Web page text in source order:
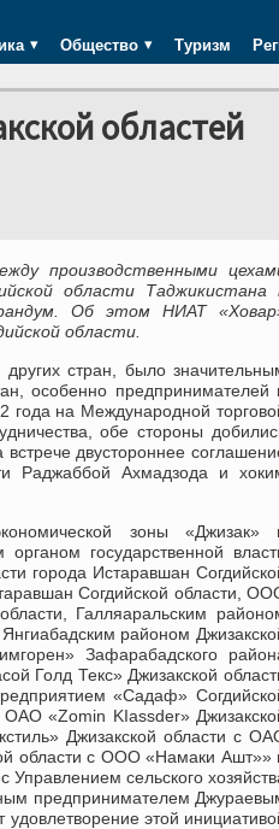
Общество Туризм
областей
производственными
области Таджикистана
Об этом НИАТ
области.
стран, было
особенно предпринимателей
года на Международной
обе стороны
встрече двустороннее
Раджаббой Ахмадзода и
зоны «Джизак»
государственной
города Истаравшан
Согдийской области,
Галляаральским
районом
Зафарабадского
Голд Текс» Джизакской
«Садаф»
ОАО «Zomin KIassder»
Джизакской области с
области с ООО «Намаки Ашт»»
сельского
предпринимателем
этой